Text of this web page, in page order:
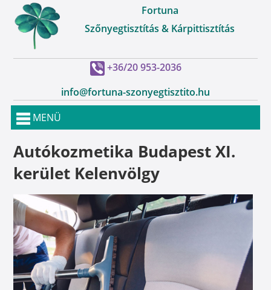
Fortuna
Szőnyegtisztítás & Kárpittisztítás
+36/20 953-2036
info@fortuna-szonyegtisztito.hu
MENÜ
Autókozmetika Budapest XI.
kerület Kelenvölgy